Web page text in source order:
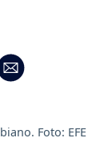
Foto: EFE